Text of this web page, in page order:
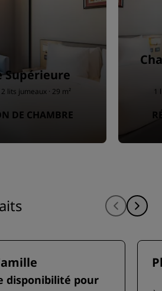
Supérieure
lits jumeaux · 29 m²
DE CHAMBRE
1
disponibilité pour